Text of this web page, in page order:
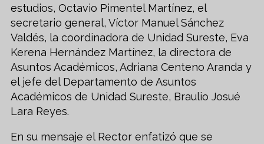
estudios, Octavio Pimentel Martínez, el
secretario general, Víctor Manuel Sánchez
Valdés, la coordinadora de Unidad Sureste, Eva
Kerena Hernández Martínez, la directora de
Asuntos Académicos, Adriana Centeno Aranda y
el jefe del Departamento de Asuntos
Académicos de Unidad Sureste, Braulio Josué
Lara Reyes.
En su mensaje el Rector enfatizó que se